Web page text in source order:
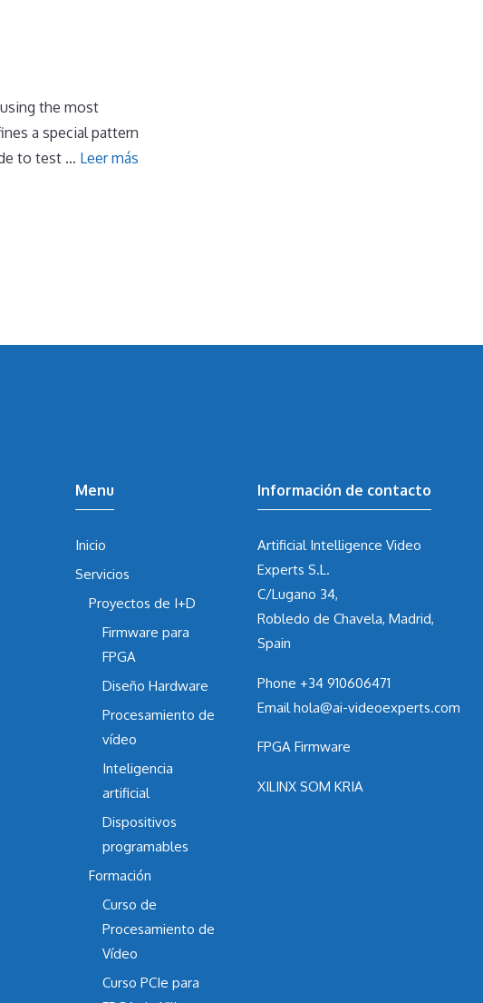
the most
a special pattern
to test … Leer más
Menu
Inicio
Servicios
Proyectos de I+D
Firmware para
FPGA
Diseño Hardware
Procesamiento de
vídeo
Inteligencia
artificial
Dispositivos
programables
Formación
Curso de
Procesamiento de
Vídeo
Curso PCIe para
Información de contacto
Artificial Intelligence Video
Experts S.L.
C/Lugano 34,
Robledo de Chavela, Madrid,
Spain
Phone+34 910606471
Emailhola@ai-videoexperts.com
FPGA Firmware
XILINX SOM KRIA